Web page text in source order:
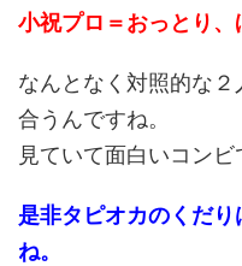
小祝プロ＝おっとり、
なんとなく対照的な
合うんですね。
見ていて面白いコンビ
是非タピオカのくだ
ね。